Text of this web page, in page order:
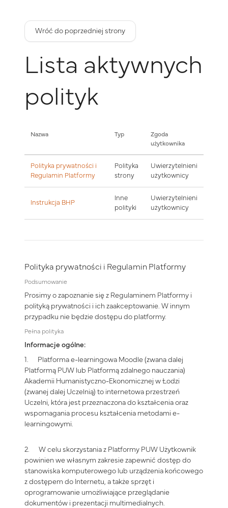
Wróć do poprzedniej strony
Lista aktywnych
polityk
Nazwa Typ
Zgoda
użytkownika
Polityka prywatności i
Regulamin Platformy
Polityka
strony
Uwierzytelnieni
użytkownicy
Instrukcja BHP
Inne
polityki
Uwierzytelnieni
użytkownicy
Polityka prywatności i Regulamin Platformy
Podsumowanie
Prosimy o zapoznanie się z Regulaminem Platformy i
polityką prywatności i ich zaakceptowanie. W innym
przypadku nie będzie dostępu do platformy.
Pełna polityka
Informacje ogólne:
1. Platforma e-learningowa Moodle (zwana dalej
Platformą PUW lub Platformą zdalnego nauczania)
Akademii Humanistyczno-Ekonomicznej w Łodzi
(zwanej dalej Uczelnią) to internetowa przestrzeń
Uczelni, która jest przeznaczona do kształcenia oraz
wspomagania procesu kształcenia metodami e-
learningowymi.
2. W celu skorzystania z Platformy PUW Użytkownik
powinien we własnym zakresie zapewnić dostęp do
stanowiska komputerowego lub urządzenia końcowego
z dostępem do Internetu, a także sprzęt i
oprogramowanie umożliwiające przeglądanie
dokumentów i prezentacji multimedialnych.